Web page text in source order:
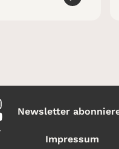
Newsletter
Impressum